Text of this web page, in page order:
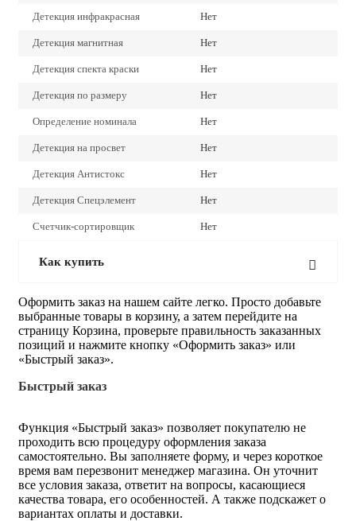
Детекция инфракрасная Нет
Детекция магнитная Нет
Детекция спекта краски Нет
Детекция по размеру Нет
Определение номинала Нет
Детекция на просвет Нет
Детекция Антистокс Нет
Детекция Спецэлемент Нет
Счетчик-сортировщик Нет
Как купить
Оформить заказ на нашем сайте легко. Просто добавьте
выбранные товары в корзину, а затем перейдите на
страницу Корзина, проверьте правильность заказанных
позиций и нажмите кнопку «Оформить заказ» или
«Быстрый заказ».
Быстрый заказ
Функция «Быстрый заказ» позволяет покупателю не
проходить всю процедуру оформления заказа
самостоятельно. Вы заполняете форму, и через короткое
время вам перезвонит менеджер магазина. Он уточнит
все условия заказа, ответит на вопросы, касающиеся
качества товара, его особенностей. А также подскажет о
вариантах оплаты и доставки.